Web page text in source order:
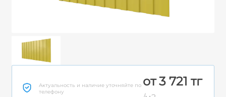
Актуальность и наличие уточняйте по
телефону
от 3 721 тг